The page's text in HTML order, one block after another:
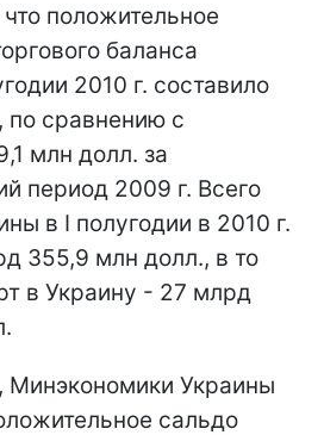
положительное
баланса
2010 г. составило
по сравнению с
млн долл. за
период 2009 г. Всего
в I полугодии в 2010 г.
355,9 млн долл., в то
в Украину - 27 млрд
Минэкономики Украины
сальдо